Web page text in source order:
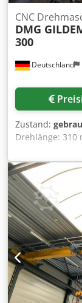
Deutschland
CNC
DMG
300
Zustand:
Drehlänge: 310
mm
Spitzenweite:
z3: 370 mm
Drehzahl: 6000
4290
mm
m/min
Späneförderer